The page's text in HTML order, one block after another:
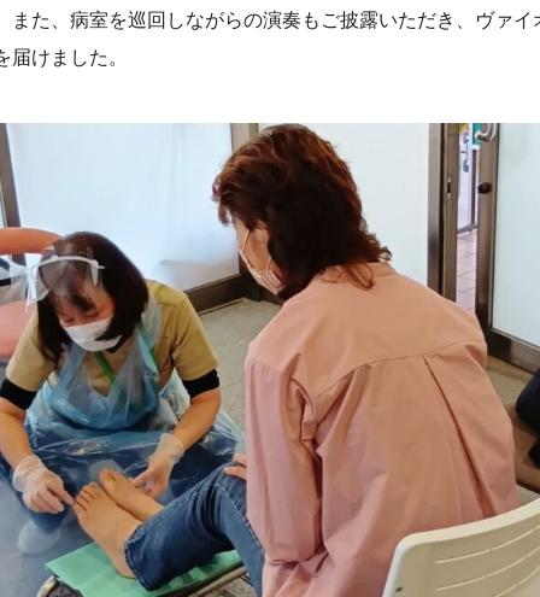
また、病室を巡回しながらの演奏もご披露いただき、ヴァ
けました。